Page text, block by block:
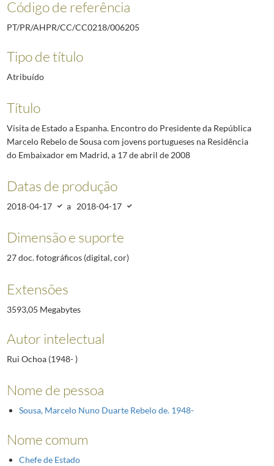
Código de referência
PT/PR/AHPR/CC/CC0218/006205
Tipo de título
Atribuído
Título
Visita de Estado a Espanha. Encontro do Presidente da República
Marcelo Rebelo de Sousa com jovens portugueses na Residência
do Embaixador em Madrid, a 17 de abril de 2008
Datas de produção
2018-04-17 a 2018-04-17
Dimensão e suporte
27 doc. fotográficos (digital, cor)
Extensões
3593,05 Megabytes
Autor intelectual
Rui Ochoa (1948- )
Nome de pessoa
Sousa, Marcelo Nuno Duarte Rebelo de. 1948-
Nome comum
Chefe de Estado